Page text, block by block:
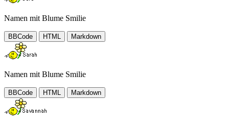
Namen mit Blume Smilie
BBCode HTML Markdown
Namen mit Blume Smilie
BBCode HTML Markdown